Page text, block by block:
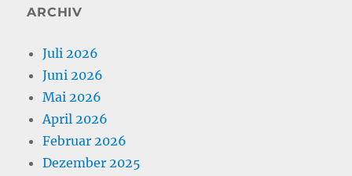
ARCHIV
Juli 2026
Juni 2026
Mai 2026
April 2026
Februar 2026
Dezember 2025